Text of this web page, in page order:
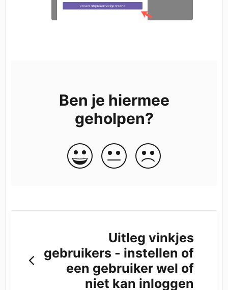
Ben je hiermee
geholpen?
Uitleg vinkjes
gebruikers - instellen of
een gebruiker wel of
niet kan inloggen